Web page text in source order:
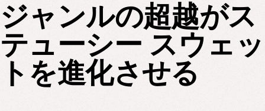
ジャンルの超越がス
テューシー スウェッ
トを進化させる